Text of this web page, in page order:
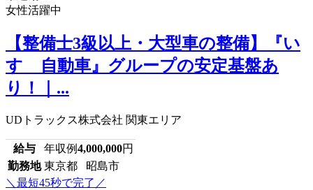
女性活躍中
【整備士3級以上・大型車の整備】『い
すゞ自動車』グループの安定基盤あ
り！｜...
UDトラックス株式会社 関東エリア
給与 年収例4,000,000円
勤務地 東京都 昭島市
＼最短45秒で完了／